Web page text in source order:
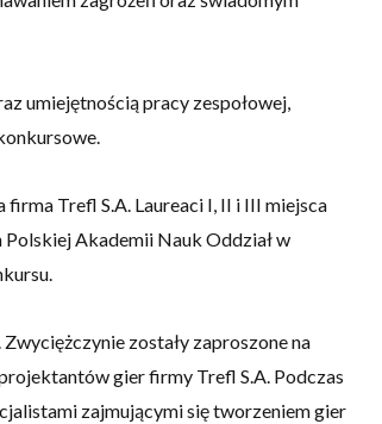
umiejętnością pracy zespołowej,
Trefl S.A. Laureaci I, II i III miejsca
Akademii Nauk Oddział w
zostały zaproszone na
gier firmy Trefl S.A. Podczas
zajmującymi się tworzeniem gier